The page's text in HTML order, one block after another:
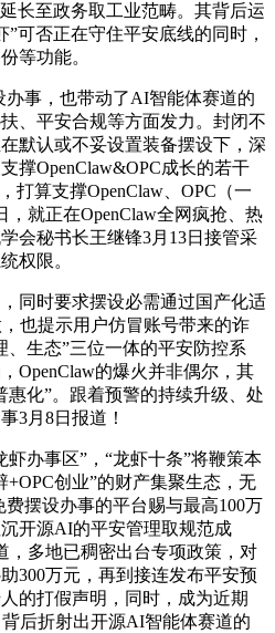
长至政务取工业范畴。其背后运
可否正在守住平安底线的同时，
等功能。
事，也带动了AI智能体赛道的
、平安合规等方面发力。封闭不
默认或不妥设置装备摆设下，深
撑OpenClaw&OPC成长的若干
打算支撑OpenClaw、OPC（一
，就正在OpenClaw全网疯抢、热
会秘书长王继锋3月13日接管采
权限。
时要求摆设必需通过国产化适
也提示用户仿冒账号带来的诈
、生态”三位一体的平安防控系
OpenClaw的爆火并非偶尔，其
惠化”。跟着预警的持续升级、处
3月8日报道！
办事区”，“龙虾十条”将鞭策本
创业”的财产集聚生态，无
费摆设办事的平台赐与最高100万
开源AI的平安管理取规范成
，多地已稠密出台专项政策，对
300万元，再到接连发布平安预
的打假声明，同时，成为近期
后折射出开源AI智能体赛道的